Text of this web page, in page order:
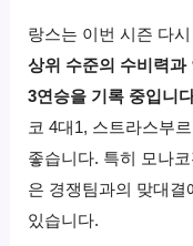
랑스는 이번 시즌 다
상위 수준의 수비력과
3연승을 기록 중입니
코 4대1, 스트라스부
좋습니다. 특히 모나
은 경쟁팀과의 맞대결
있습니다.